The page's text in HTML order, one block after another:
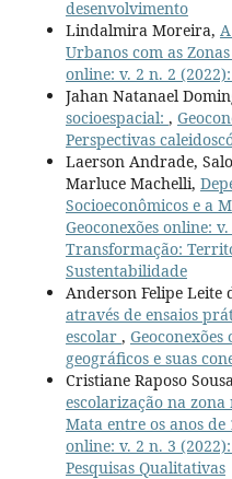
desenvolvimento
Lindalmira Moreira,
Urbanos com as
online: v. 2 n. 2
Jahan Natanael
socioespacial: ,
Perspectivas
Laerson Andrade,
Marluce Machelli,
Socioeconômicos e a
Geoconexões online:
Transformação:
Sustentabilidade
Anderson Felipe Leite
através de ensaios
escolar ,
geográficos e suas
Cristiane Raposo
escolarização na
Mata entre os anos de
online: v. 2 n. 3
Pesquisas Qualitativas